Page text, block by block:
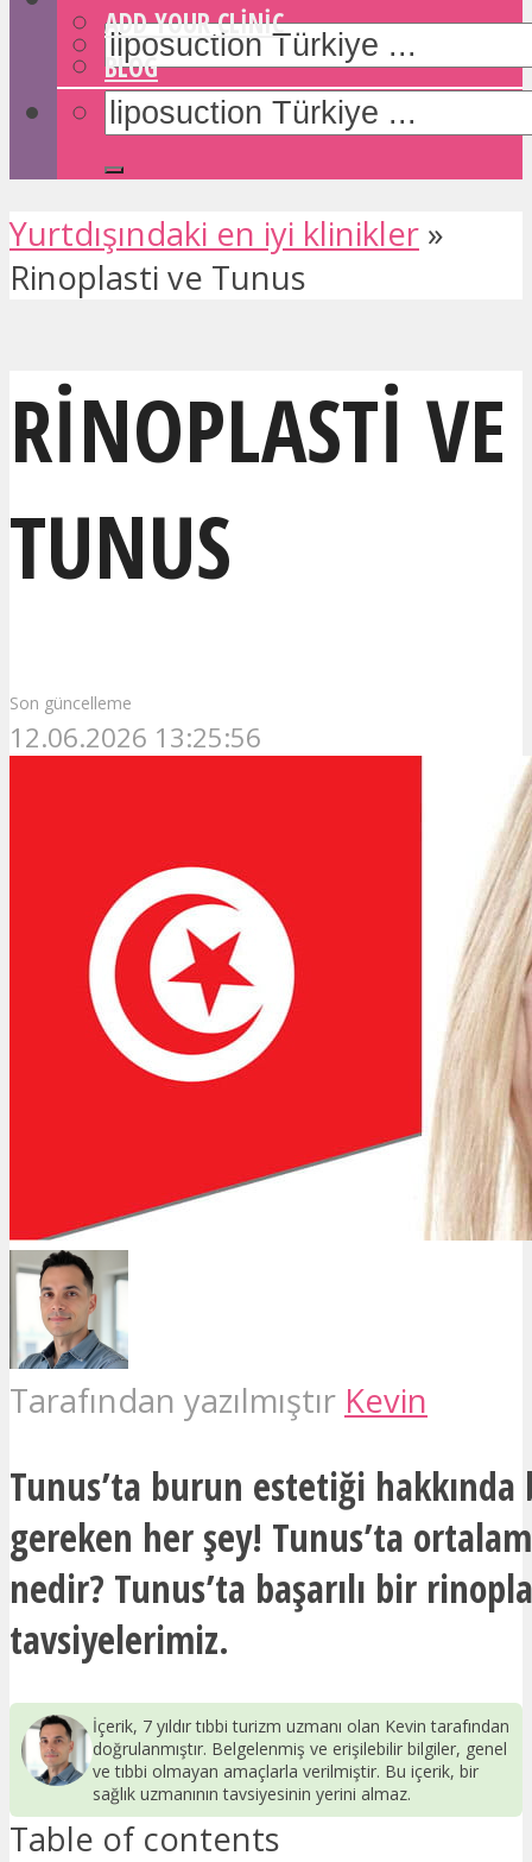
ADD YOUR CLINIC
BLOG
Yurtdışındaki en iyi klinikler »
Rinoplasti ve Tunus
RINOPLASTI VE
TUNUS
Son güncelleme
12.06.2026 13:25:56
Tarafından yazılmıştır Kevin
Tunus’ta burun estetiği
gereken her şey! Tunus’ta
nedir? Tunus’ta başarılı bir
tavsiyelerimiz.
İçerik, 7 yıldır tıbbi turizm uzmanı olan Kevin tarafından
doğrulanmıştır. Belgelenmiş ve erişilebilir bilgiler, genel
ve tıbbi olmayan amaçlarla verilmiştir. Bu içerik, bir
sağlık uzmanının tavsiyesinin yerini almaz.
Table of contents